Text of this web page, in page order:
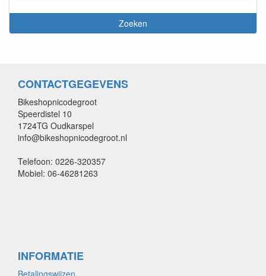
CONTACTGEGEVENS
Bikeshopnicodegroot
Speerdistel 10
1724TG Oudkarspel
info@bikeshopnicodegroot.nl
Telefoon: 0226-320357
Mobiel: 06-46281263
INFORMATIE